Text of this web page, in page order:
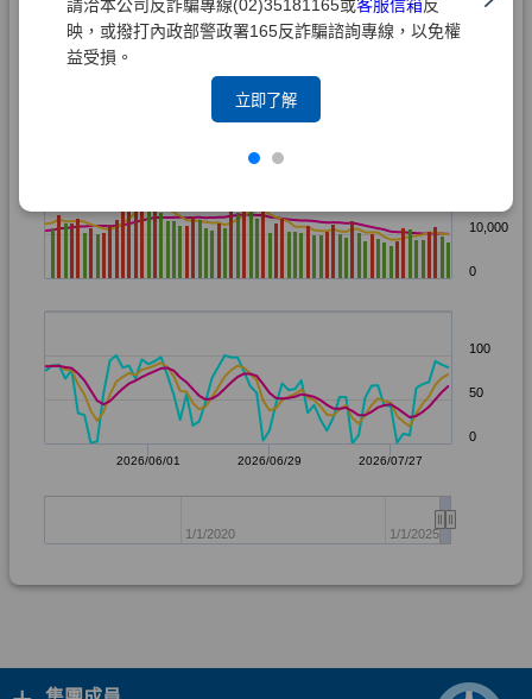
請洽本公司反詐騙專線(02)35181165或客服信箱反
映，或撥打內政部警政署165反詐騙諮詢專線，以免權
益受損。
立即了解